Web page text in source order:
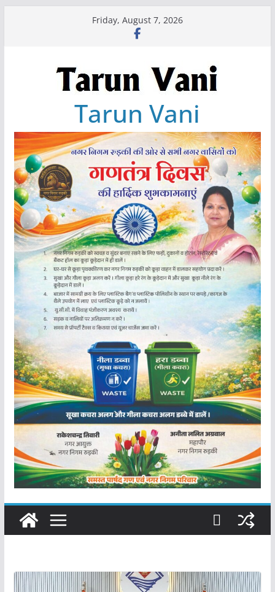
Friday, August 7, 2026
Tarun Vani